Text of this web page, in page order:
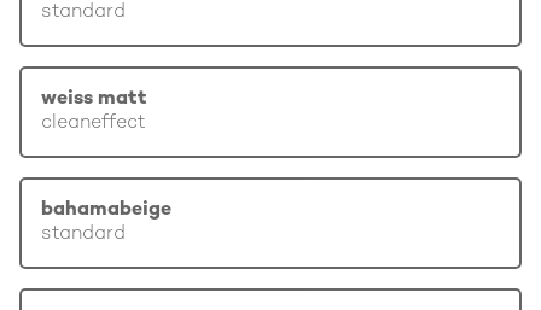
standard
weiss matt
cleaneffect
bahamabeige
standard